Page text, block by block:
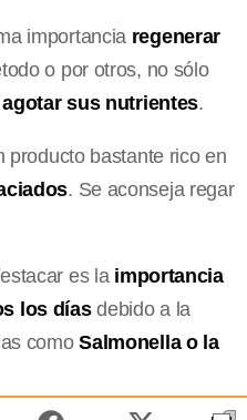
importancia regenerar
o por otros, no sólo
sus nutrientes.
producto bastante rico en
. Se aconseja regar
es la importancia
los díasdebido a la
comoSalmonella o la